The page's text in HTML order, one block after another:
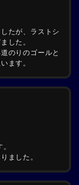
たが、ラストシ
した。
のりのゴールと
ます。
ました。